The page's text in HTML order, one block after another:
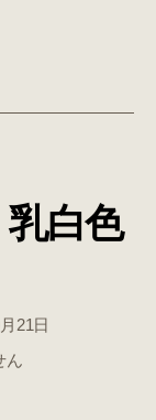
白色
21日
ん